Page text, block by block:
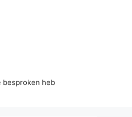
besproken heb